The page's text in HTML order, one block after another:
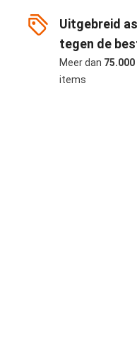
Uitgebreid
tegen de
Meer dan 75.000
items